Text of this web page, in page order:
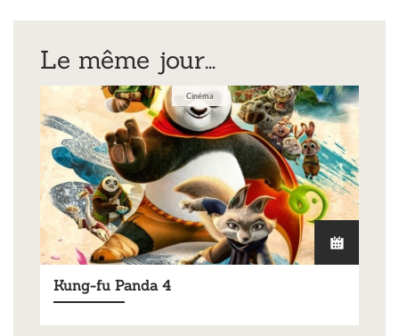
Le même jour...
Cinéma
Kung-fu Panda 4